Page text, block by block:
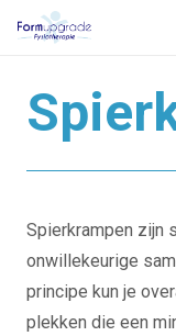
Spierkrampen zijn
onwillekeurige
principe kun je
plekken die een